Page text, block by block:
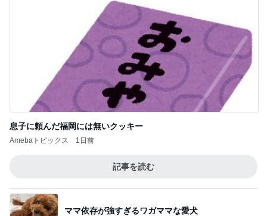
息子に頼んだ福岡には無いクッキー
Amebaトピックス 1日前
記事を読む
ママ依存が強すぎるワガママな愛犬